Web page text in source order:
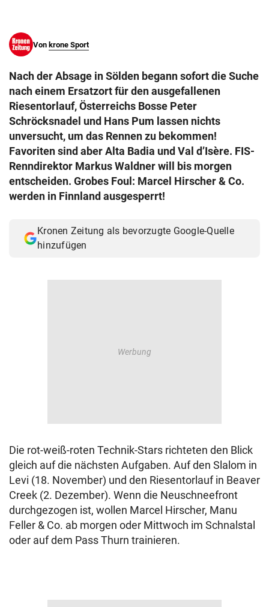
Von krone Sport
Nach der Absage in Sölden begann sofort die Suche
nach einem Ersatzort für den ausgefallenen
Riesentorlauf, Österreichs Bosse Peter
Schröcksnadel und Hans Pum lassen nichts
unversucht, um das Rennen zu bekommen!
Favoriten sind aber Alta Badia und Val d’Isère. FIS-
Renndirektor Markus Waldner will bis morgen
entscheiden. Grobes Foul: Marcel Hirscher & Co.
werden in Finnland ausgesperrt!
Kronen Zeitung als bevorzugte Google-Quelle
hinzufügen
Die rot-weiß-roten Technik-Stars richteten den Blick
gleich auf die nächsten Aufgaben. Auf den Slalom in
Levi (18. November) und den Riesentorlauf in Beaver
Creek (2. Dezember). Wenn die Neuschneefront
durchgezogen ist, wollen Marcel Hirscher, Manu
Feller & Co. ab morgen oder Mittwoch im Schnalstal
oder auf dem Pass Thurn trainieren.